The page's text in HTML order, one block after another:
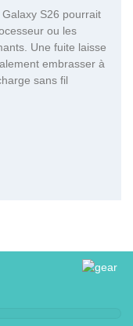
S26 pourrait
ou les
Une fuite laisse
embrasser à
sans fil